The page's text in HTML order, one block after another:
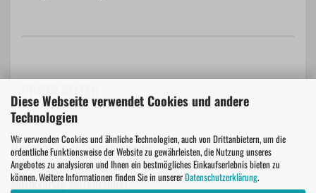
Diese Webseite verwendet Cookies und andere
Technologien
Wir verwenden Cookies und ähnliche Technologien, auch von Drittanbietern, um die
ordentliche Funktionsweise der Website zu gewährleisten, die Nutzung unseres
Angebotes zu analysieren und Ihnen ein bestmögliches Einkaufserlebnis bieten zu
können. Weitere Informationen finden Sie in unsererDatenschutzerklärung.
Hersteller Informationen
Musikverlag Tastenzauber